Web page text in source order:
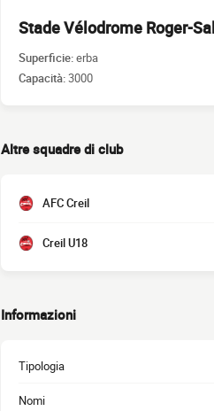
Stade Vélodrome Roger-
Superficie:erba
Capacità:3000
Altre squadre di club
AFC Creil
Creil U18
Informazioni
Tipologia
Nomi